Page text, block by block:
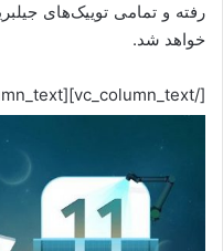
رفته و تمامی توییک‌های
خواهد شد.
[/vc_column_text][vc_column_text]